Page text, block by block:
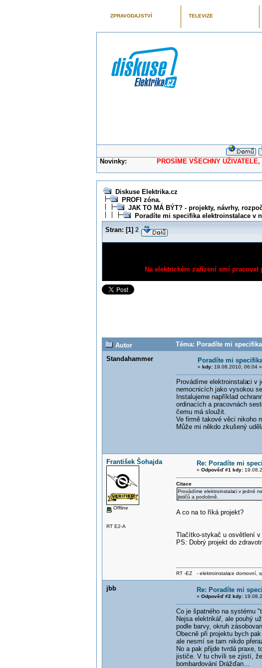
ZPRAVODAJSTVÍ TELEVIZE
Novinky: PROSÍME VŠECHNY UŽIVATELE,
Diskuse Elektrika.cz
PROFI zóna.
JAK TO MÁ BÝT? - projekty, návrhy,
Poradíte mi specifika elektroinstalace v
Stran: [1] 2
Na elektrickém zařízení smí
Autor
Téma: Poradíte mi
Standahammer
Poradíte mi
« kdy:19.08.2010, 06:04 »
Provádíme elektroinstalaci v
nemocnicích jako vysokou
Instalujeme například
ordinacích a pracovnách
čemu má sloužit.
Ve firmě takové věci nikoho
Může mi někdo zkušený
František Šohajda
Offline
RT E2-A
Re: Poradíte mi
« Odpověď #1 kdy:
Citace
Provádíme elektroinstalaci v jedné
jističů a podobně.
A co na to říká projekt?
Tlačítko-stykač u osvětlení v
PS: Dobrý projekt do
RT -EZ - elektroinstalace domovní,
jbb Re: Poradíte mi
« Odpověď #2 kdy:
Co je špatného na systému
Nejsa elektrikář, ale pouhý
podle barvy, okruh
Obecně při projektu bych
ale nesmí se tam nikdo
No a pak přijde tvrdá praxe,
jističe. V tu chvíli se zjistí,
bombardování Drážďan...